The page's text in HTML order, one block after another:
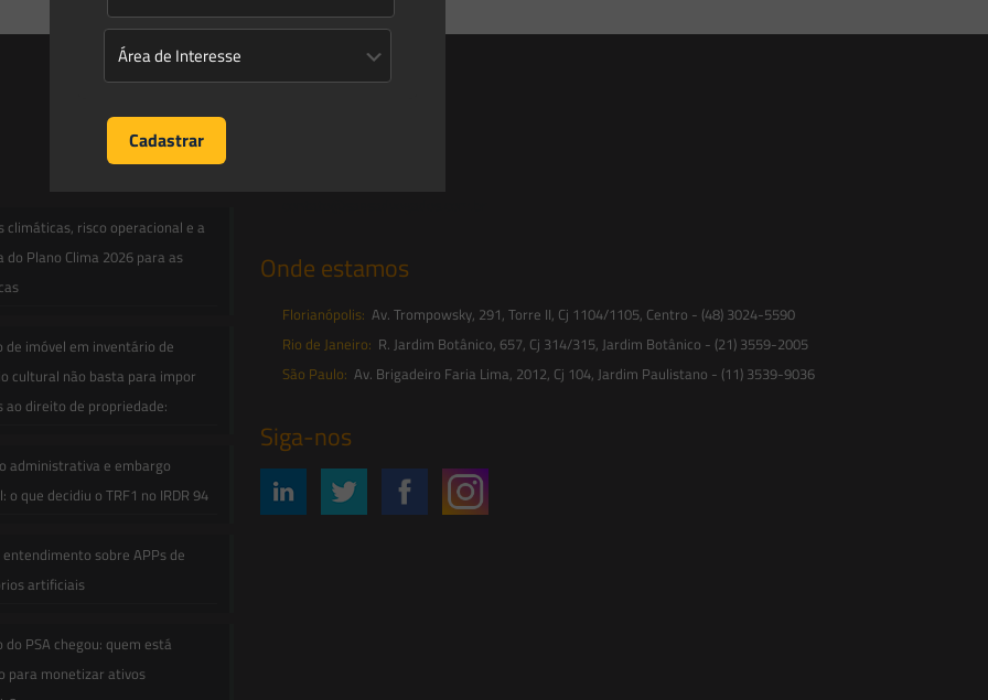
climáticas, risco operacional e a
do Plano Clima 2026 para as
de imóvel em inventário de
cultural não basta para impor
ao direito de propriedade:
administrativa e embargo
o que decidiu o TRF1 no IRDR 94
entendimento sobre APPs de
artificiais
do PSA chegou: quem está
para monetizar ativos
Onde estamos
Florianópolis: Av. Trompowsky, 291, Torre II, Cj 1104/1105, Centro - (48) 3024-5590
Rio de Janeiro: R. Jardim Botânico, 657, Cj 314/315, Jardim Botânico - (21) 3559-2005
São Paulo: Av. Brigadeiro Faria Lima, 2012, Cj 104, Jardim Paulistano - (11) 3539-9036
Siga-nos